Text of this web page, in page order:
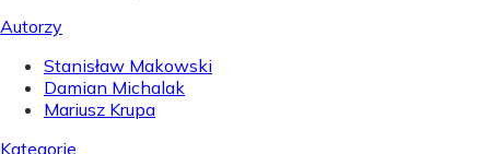
Autorzy
Stanisław Makowski
Damian Michalak
Mariusz Krupa
Kategorie